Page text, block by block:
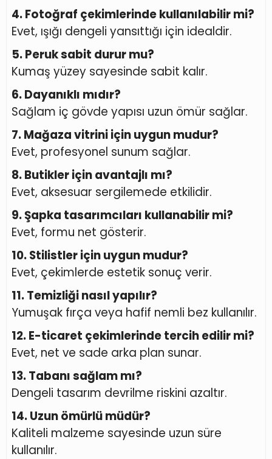
4. Fotoğraf çekimlerinde kullanılabilir mi?
Evet, ışığı dengeli yansıttığı için idealdir.
5. Peruk sabit durur mu?
Kumaş yüzey sayesinde sabit kalır.
6. Dayanıklı mıdır?
Sağlam iç gövde yapısı uzun ömür sağlar.
7. Mağaza vitrini için uygun mudur?
Evet, profesyonel sunum sağlar.
8. Butikler için avantajlı mı?
Evet, aksesuar sergilemede etkilidir.
9. Şapka tasarımcıları kullanabilir mi?
Evet, formu net gösterir.
10. Stilistler için uygun mudur?
Evet, çekimlerde estetik sonuç verir.
11. Temizliği nasıl yapılır?
Yumuşak fırça veya hafif nemli bez kullanılır.
12. E-ticaret çekimlerinde tercih edilir mi?
Evet, net ve sade arka plan sunar.
13. Tabanı sağlam mı?
Dengeli tasarım devrilme riskini azaltır.
14. Uzun ömürlü müdür?
Kaliteli malzeme sayesinde uzun süre
kullanılır.